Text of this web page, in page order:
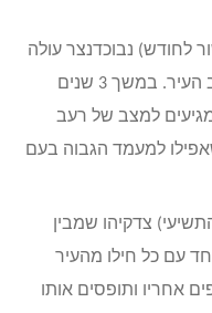
לחודש) נבוכדנצר עולה
עם חילו אל ירושלים ושם מצור סביב העיר. במשך 3 שנים
למצב של רעב
למעמד הגבוה בעם
צדקיהו שמבין
עם כל חילו מהעיר
אחריו ותופסים אותו